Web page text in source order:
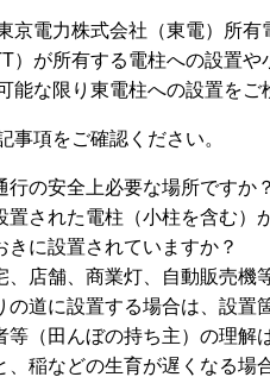
京電力株式会社（東電）所
）が所有する電柱への設置
能な限り東電柱への設置をご
事項をご確認ください。
行の安全上必要な場所ですか？
置された電柱（小柱を含む）
きに設置されていますか？
、店舗、商業灯、自動販売機
の道に設置する場合は、設置
等（田んぼの持ち主）の理解
、稲などの生育が遅くなる場